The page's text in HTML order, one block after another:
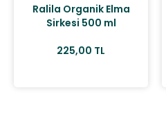
Ralila Organik Elma
Sirkesi 500 ml
225,00 TL